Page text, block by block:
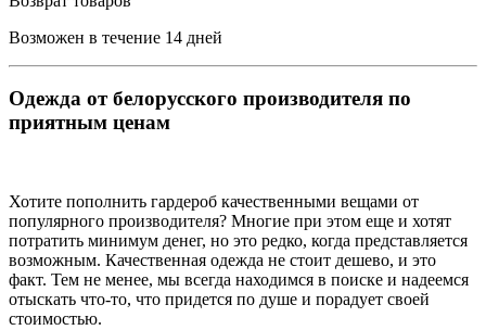
Возможен в течение 14 дней
Одежда от белорусского производителя по
приятным ценам
Хотите пополнить гардероб качественными вещами от
популярного производителя? Многие при этом еще и хотят
потратить минимум денег, но это редко, когда представляется
возможным. Качественная одежда не стоит дешево, и это
факт. Тем не менее, мы всегда находимся в поиске и надеемся
отыскать что-то, что придется по душе и порадует своей
стоимостью.